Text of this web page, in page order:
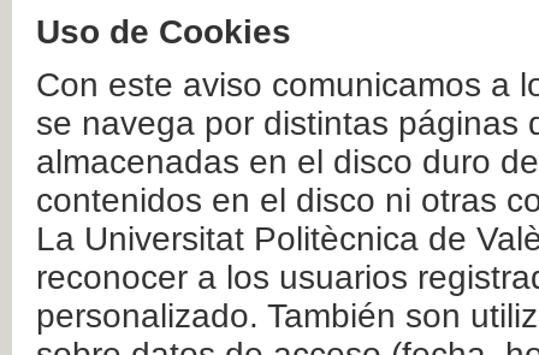
Uso de Cookies
Con este aviso comunicamos a
se navega por distintas páginas
almacenadas en el disco duro
contenidos en el disco ni otras
La Universitat Politècnica de
reconocer a los usuarios
personalizado. También son